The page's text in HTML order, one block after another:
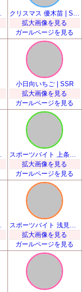
拡大画像を見る
ガールページを見る
小日向いちご | SSR
拡大画像を見る
ガールページを見る
スポーツバイト 上条るい | SSR
拡大画像を見る
ガールページを見る
拡大画像を見る
ガールページを見る